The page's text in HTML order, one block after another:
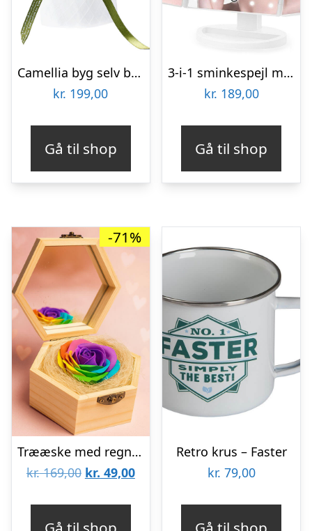
Camellia byg selv blomst Rokrâ¢ (AF011)
kr. 199,00
Gå til shop
3-i-1 sminkespejl med forstørrelseszoner og lys
kr. 189,00
Gå til shop
-71%
Trææske med regnbuerose
kr.169,00 Den
kr. 49,00Den
Retro krus – Faster
kr. 79,00